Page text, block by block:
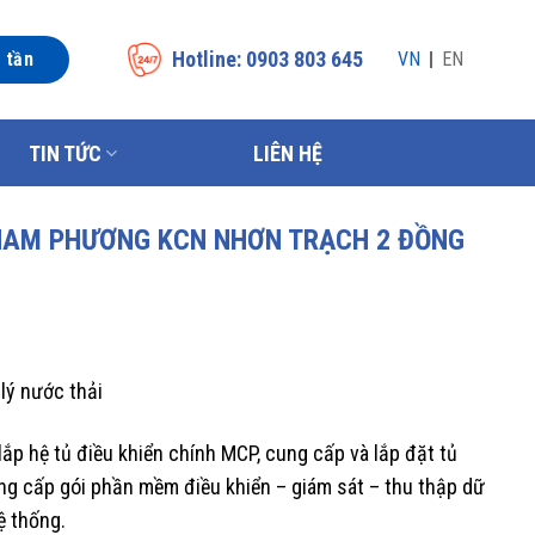
tần Hotline: 0903 803 645 EN
VN
TIN TỨC LIÊN HỆ
PHƯƠNG KCN NHƠN TRẠCH 2 ĐỒNG
nước thải
hệ tủ điều khiển chính MCP, cung cấp và lắp đặt tủ
cấp gói phần mềm điều khiển – giám sát – thu thập dữ
thống.